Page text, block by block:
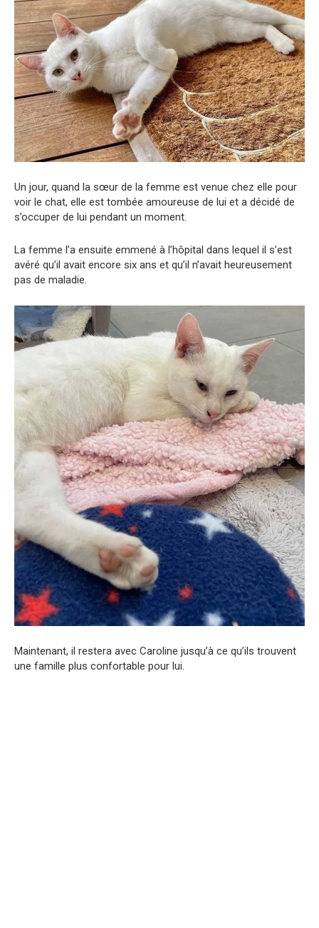
Un jour, quand la sœur de la femme est venue chez elle pour
voir le chat, elle est tombée amoureuse de lui et a décidé de
s’occuper de lui pendant un moment.
La femme l’a ensuite emmené à l’hôpital dans lequel il s’est
avéré qu’il avait encore six ans et qu’il n’avait heureusement
pas de maladie.
Maintenant, il restera avec Caroline jusqu’à ce qu’ils trouvent
une famille plus confortable pour lui.